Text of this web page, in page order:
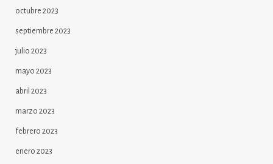
octubre 2023
septiembre 2023
julio 2023
mayo 2023
abril 2023
marzo 2023
febrero 2023
enero 2023